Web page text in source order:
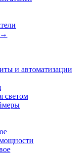
→
и автоматизации
светом